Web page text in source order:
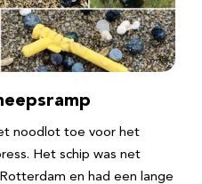
noodlot toe voor het
Het schip was net
en had een lange